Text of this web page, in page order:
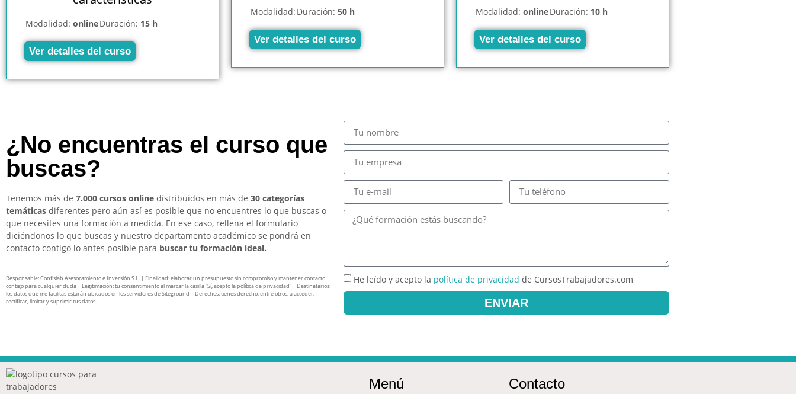
Modalidad: onlineDuración: 15 h
Ver detalles del curso
Modalidad: Duración: 50 h
Ver detalles del curso
Modalidad: onlineDuración: 10 h
Ver detalles del curso
¿No encuentras el curso que
buscas?
Tenemos más de 7.000 cursos online distribuidos en más de 30 categorías
temáticas diferentes pero aún así es posible que no encuentres lo que buscas o
que necesites una formación a medida. En ese caso, rellena el formulario
diciéndonos lo que buscas y nuestro departamento académico se pondrá en
contacto contigo lo antes posible para buscar tu formación ideal.
Responsable: Confislab Asesoramiento e Inversión S.L. | Finalidad: elaborar un presupuesto sin compromiso y mantener contacto
contigo para cualquier duda | Legitimación: tu consentimiento al marcar la casilla “Sí, acepto la política de privacidad” | Destinatarios:
los datos que me facilitas estarán ubicados en los servidores de Siteground | Derechos: tienes derecho, entre otros, a acceder,
rectificar, limitar y suprimir tus datos.
He leído y acepto la política de privacidad de CursosTrabajadores.com
ENVIAR
Menú Contacto